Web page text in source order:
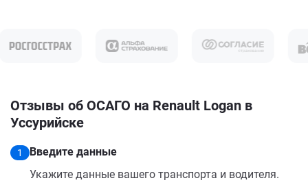
Отзывы об ОСАГО на Renault Logan в
Уссурийске
1
Введите данные
Укажите данные вашего транспорта и водителя.